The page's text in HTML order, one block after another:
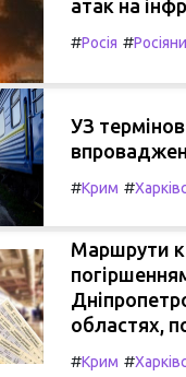
атак на
#Росія #Росіяни
УЗ
#Крим #
Маршрути
областях,
#Крим #